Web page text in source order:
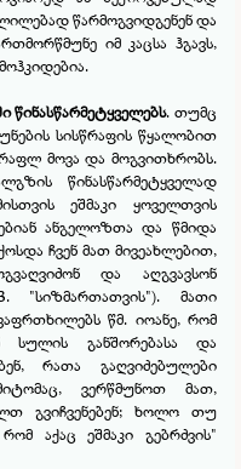
წარმოგვიდგენენ და
იმ კაცსა ჰგავს,
წინასწარმეტყველებს. თუმც
სისწრაფის წყალობით
მოვა და მოგვითხრობს.
წინასწარმეტყველად
ეშმაკი ყოველთვის
ანგელოზთა და წმიდა
ჩვენ მათ მივეახლებით,
და აღგვავსონ
"სიზმართათვის"). მათი
წმ. იოანე, რომ
სულის განშორებასა და
რათა გაღვიძებულები
ვერწმუნოთ მათ,
გვიჩვენებენ; ხოლო თუ
აქაც ეშმაკი გებრძვის"